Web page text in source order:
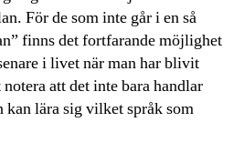
För de som inte går i en så
finns det fortfarande möjlighet
i livet när man har blivit
att det inte bara handlar
kan lära sig vilket språk som